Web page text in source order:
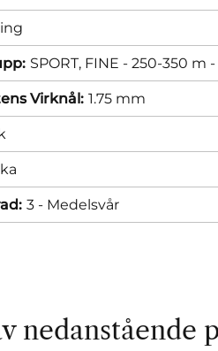
SPORT, FINE - 250-350 m
Virknål: 1.75 mm
3 - Medelsvår
nedanstående